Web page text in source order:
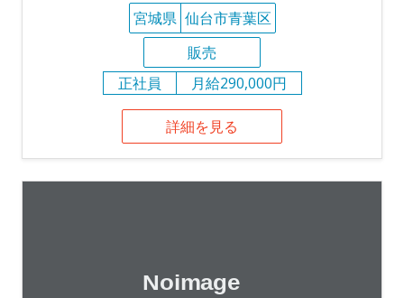
宮城県 仙台市青葉区
販売
正社員
月給290,000円
詳細を見る